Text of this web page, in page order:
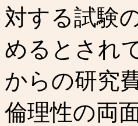
対する試験
めるとされ
からの研究
倫理性の両